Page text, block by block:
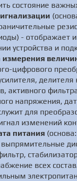
состояние
- отображает
устройства и
измерения
цифрового
активного
напряжения,
для
изменений
питания (основа:
всех